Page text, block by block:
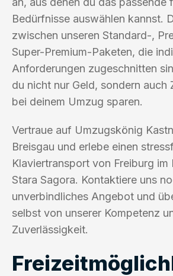
Bedürfnisse auswählen kannst.
zwischen unseren Standard-,
Super-Premium-Paketen, die
Anforderungen zugeschnitten
du nicht nur Geld, sondern auch
bei deinem Umzug sparen.
Vertraue auf Umzugskönig
Breisgau und erlebe einen
Klaviertransport von Freiburg im
Stara Sagora. Kontaktiere uns
unverbindliches Angebot und
selbst von unserer Kompetenz
Zuverlässigkeit.